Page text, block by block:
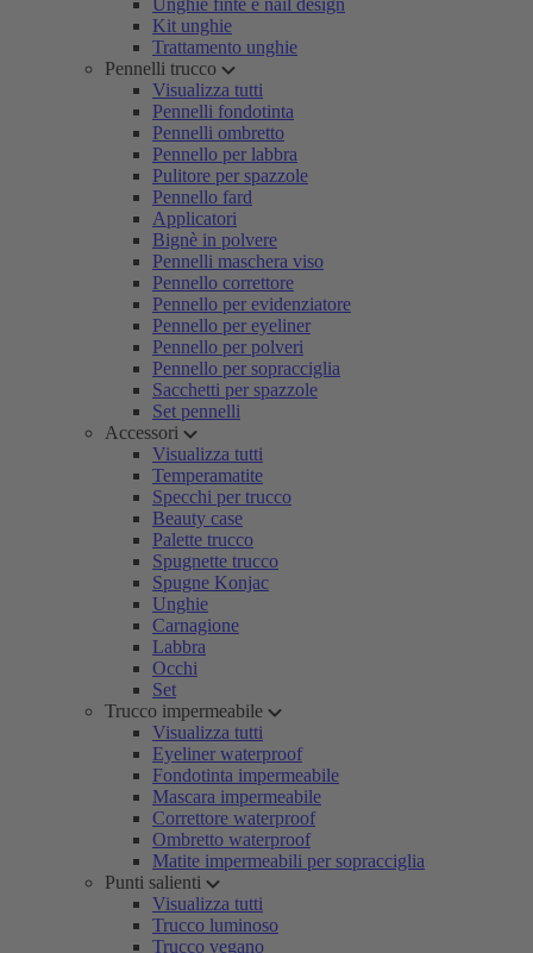
Unghie finte e nail design
Kit unghie
Trattamento unghie
Pennelli trucco
Visualizza tutti
Pennelli fondotinta
Pennelli ombretto
Pennello per labbra
Pulitore per spazzole
Pennello fard
Applicatori
Bignè in polvere
Pennelli maschera viso
Pennello correttore
Pennello per evidenziatore
Pennello per eyeliner
Pennello per polveri
Pennello per sopracciglia
Sacchetti per spazzole
Set pennelli
Accessori
Visualizza tutti
Temperamatite
Specchi per trucco
Beauty case
Palette trucco
Spugnette trucco
Spugne Konjac
Unghie
Carnagione
Labbra
Occhi
Set
Trucco impermeabile
Visualizza tutti
Eyeliner waterproof
Fondotinta impermeabile
Mascara impermeabile
Correttore waterproof
Ombretto waterproof
Matite impermeabili per sopracciglia
Punti salienti
Visualizza tutti
Trucco luminoso
Trucco vegano